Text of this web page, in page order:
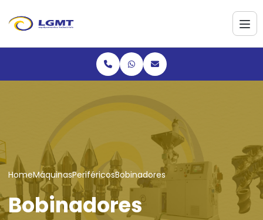
HomeMáquinasPeriféricosBobinadores
Bobinadores